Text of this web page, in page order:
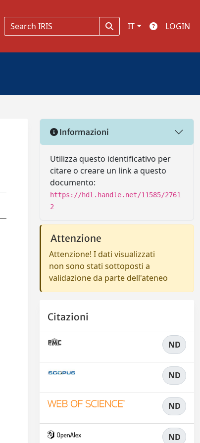
IT LOGIN
Informazioni
Utilizza questo identificativo per
citare o creare un link a questo
documento:
https://hdl.handle.net/11585/2761
2
Attenzione
Attenzione! I dati visualizzati
non sono stati sottoposti a
validazione da parte dell'ateneo
Citazioni
ND
ND
ND
ND